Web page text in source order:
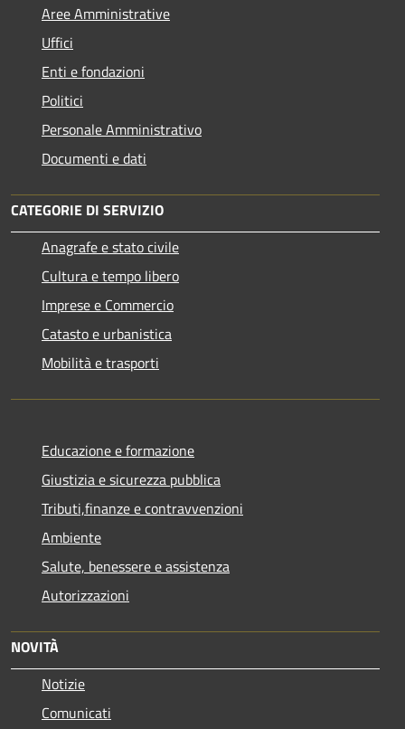
Aree Amministrative
Uffici
Enti e fondazioni
Politici
Personale Amministrativo
Documenti e dati
CATEGORIE DI SERVIZIO
Anagrafe e stato civile
Cultura e tempo libero
Imprese e Commercio
Catasto e urbanistica
Mobilità e trasporti
Educazione e formazione
Giustizia e sicurezza pubblica
Tributi,finanze e contravvenzioni
Ambiente
Salute, benessere e assistenza
Autorizzazioni
NOVITÀ
Notizie
Comunicati